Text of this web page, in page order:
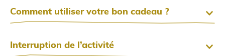
Comment utiliser votre bon cadeau ?
Interruption de l’activité